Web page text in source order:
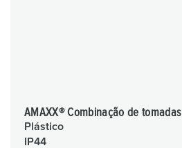
AMAXX® Combinação de tomadas
Plástico
IP44